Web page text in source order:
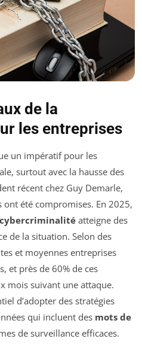
de la
les entreprises
un impératif pour les
surtout avec la hausse des
récent chez Guy Demarle,
été compromises. En 2025,
cybercriminalité atteigne des
de la situation. Selon des
et moyennes entreprises
et près de 60% de ces
mois suivant une attaque.
d’adopter des stratégies
qui incluent des mots de
de surveillance efficaces.